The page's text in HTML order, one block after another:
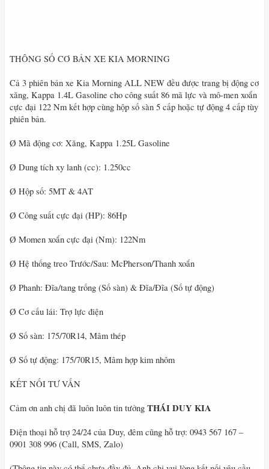
THÔNG SỐ CƠ BẢN XE KIA MORNING
Cả 3 phiên bản xe Kia Morning ALL NEW đều được trang bị động cơ
xăng, Kappa 1.4L Gasoline cho công suất 86 mã lực và mô-men xoắn
cực đại 122 Nm kết hợp cùng hộp số sàn 5 cấp hoặc tự động 4 cấp tùy
phiên bản.
Ø Mã động cơ: Xăng, Kappa 1.25L Gasoline
Ø Dung tích xy lanh (cc): 1.250cc
Ø Hộp số: 5MT & 4AT
Ø Công suất cực đại (HP): 86Hp
Ø Momen xoắn cực đại (Nm): 122Nm
Ø Hệ thống treo Trước/Sau: McPherson/Thanh xoắn
Ø Phanh: Đĩa/tang trống (Số sàn) & Đĩa/Đĩa (Số tự động)
Ø Cơ cấu lái: Trợ lực điện
Ø Số sàn: 175/70R14, Mâm thép
Ø Số tự động: 175/70R15, Mâm hợp kim nhôm
KẾT NỐI TƯ VẤN
Cảm ơn anh chị đã luôn luôn tin tưởng THÁI DUY KIA
Điện thoại hỗ trợ 24/24 của Duy, đêm cũng hỗ trợ: 0943 567 167 –
0901 308 996 (Call, SMS, Zalo)